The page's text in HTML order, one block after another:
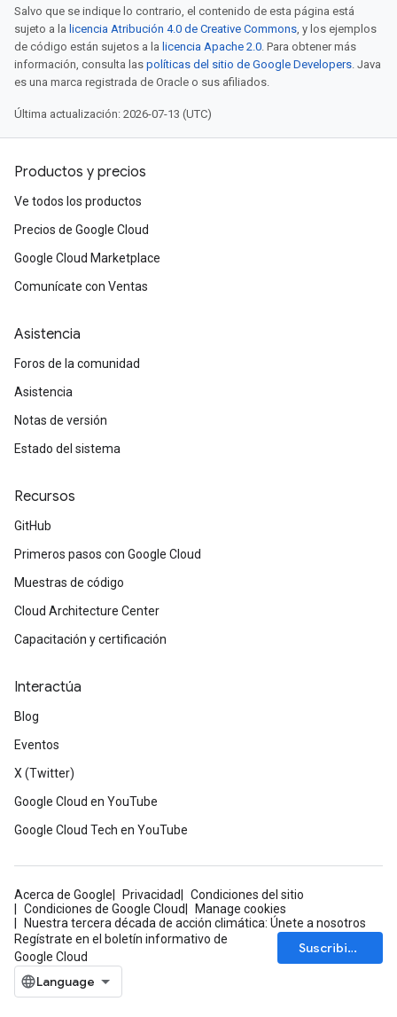
Salvo que se indique lo contrario, el contenido de esta página está
sujeto a la licencia Atribución 4.0 de Creative Commons , y los ejemplos
de código están sujetos a la licencia Apache 2.0 . Para obtener más
información, consulta las políticas del sitio de Google Developers . Java
es una marca registrada de Oracle o sus afiliados.
Última actualización: 2026-07-13 (UTC)
Productos y precios
Ve todos los productos
Precios de Google Cloud
Google Cloud Marketplace
Comunícate con Ventas
Asistencia
Foros de la comunidad
Asistencia
Notas de versión
Estado del sistema
Recursos
GitHub
Primeros pasos con Google Cloud
Muestras de código
Cloud Architecture Center
Capacitación y certificación
Interactúa
Blog
Eventos
X (Twitter)
Google Cloud en YouTube
Google Cloud Tech en YouTube
Acerca de Google Privacidad
Condiciones del sitio
Condiciones de Google Cloud
Manage cookies
Nuestra tercera década de acción climática: Únete a nosotros
Regístrate en el boletín informativo de
Google Cloud
Suscribirse